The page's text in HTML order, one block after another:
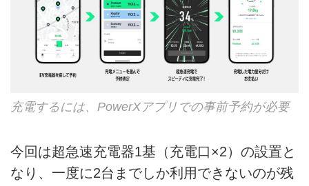
充電するには、PowerXアプリでの事前予約が必要
今回は超急速充電器1基（充電口×2）の設置と
なり、一度に2台までしか利用できないのが残